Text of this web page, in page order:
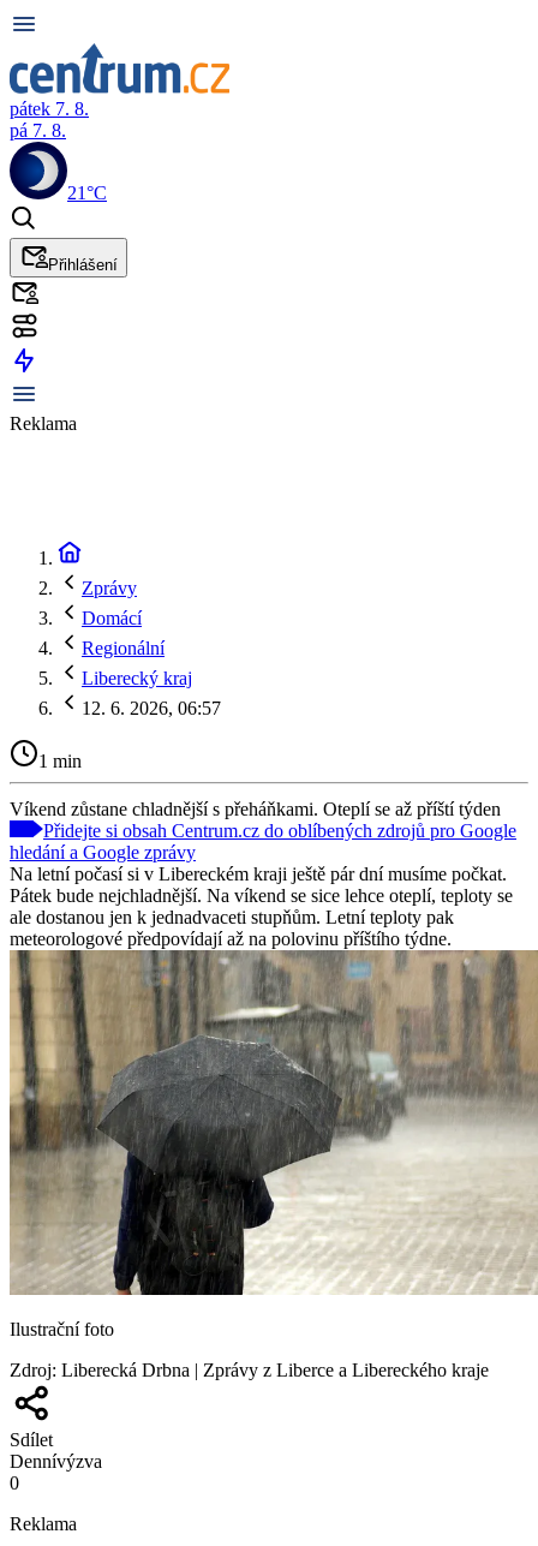
pátek 7. 8.
pá 7. 8.
21°C
Přihlášení
Reklama
Zprávy
Domácí
Regionální
Liberecký kraj
12. 6. 2026, 06:57
1 min
Víkend zůstane chladnější s přeháňkami. Oteplí se až příští týden
Přidejte si obsah Centrum.cz do oblíbených zdrojů pro Google
hledání a Google zprávy
Na letní počasí si v Libereckém kraji ještě pár dní musíme počkat.
Pátek bude nejchladnější. Na víkend se sice lehce oteplí, teploty se
ale dostanou jen k jednadvaceti stupňům. Letní teploty pak
meteorologové předpovídají až na polovinu příštího týdne.
Ilustrační foto
Zdroj: Liberecká Drbna | Zprávy z Liberce a Libereckého kraje
Sdílet
Dennívýzva
0
Reklama